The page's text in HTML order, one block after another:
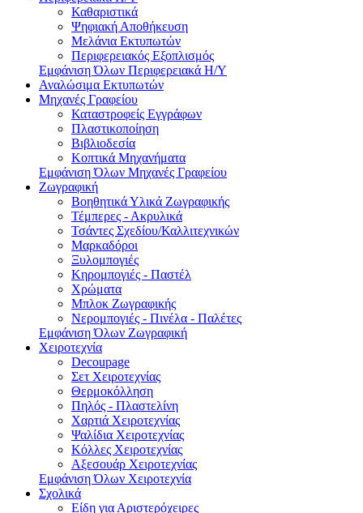
Καθαριστικά
Ψηφιακή Αποθήκευση
Μελάνια Εκτυπωτών
Περιφερειακός Εξοπλισμός
Εμφάνιση Όλων Περιφερειακά Η/Υ
Αναλώσιμα Εκτυπωτών
Μηχανές Γραφείου
Καταστροφείς Εγγράφων
Πλαστικοποίηση
Βιβλιοδεσία
Κοπτικά Μηχανήματα
Εμφάνιση Όλων Μηχανές Γραφείου
Ζωγραφική
Βοηθητικά Υλικά Ζωγραφικής
Τέμπερες - Ακρυλικά
Τσάντες Σχεδίου/Καλλιτεχνικών
Μαρκαδόροι
Ξυλομπογιές
Κηρομπογιές - Παστέλ
Χρώματα
Μπλοκ Ζωγραφικής
Νερομπογιές - Πινέλα - Παλέτες
Εμφάνιση Όλων Ζωγραφική
Χειροτεχνία
Decoupage
Σετ Χειροτεχνίας
Θερμοκόλληση
Πηλός - Πλαστελίνη
Χαρτιά Χειροτεχνίας
Ψαλίδια Χειροτεχνίας
Κόλλες Χειροτεχνίας
Αξεσουάρ Χειροτεχνίας
Εμφάνιση Όλων Χειροτεχνία
Σχολικά
Είδη για Αριστερόχειρες